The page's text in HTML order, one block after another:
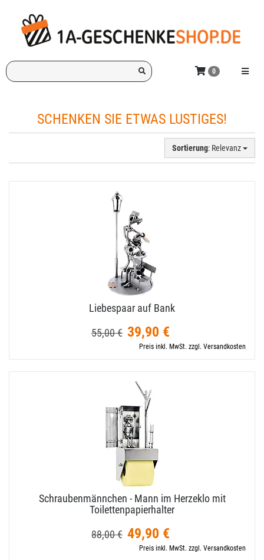
Hauptinhalt
springen
Ich
suche
Menü
0
SCHENKEN SIE ETWAS LUSTIGES!
Sortierung: Relevanz
Liebespaar auf Bank
55,00 € 39,90 €
Preis inkl. MwSt. zzgl. Versandkosten
Schraubenmännchen - Mann im Herzeklo mit
Toilettenpapierhalter
88,00 € 49,90 €
Preis inkl. MwSt. zzgl. Versandkosten